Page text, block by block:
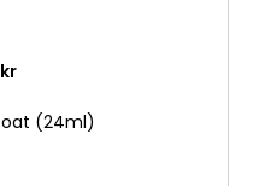
(24ml)